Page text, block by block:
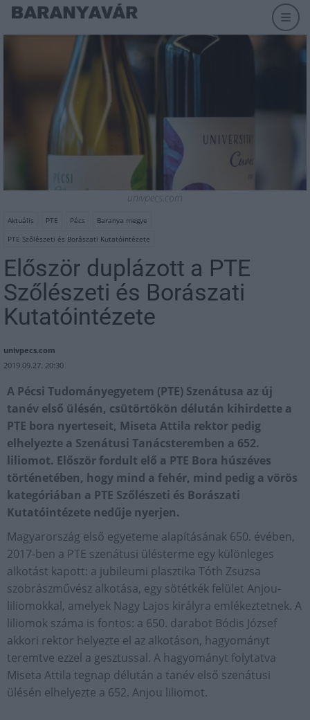
univpecs.com
Aktuális PTE Pécs
Baranya megye
PTE Szőlészeti és Borászati Kutatóintézete
Először duplázott a PTE
Szőlészeti és Borászati
Kutatóintézete
univpecs.com
2019.09.27. 20:30
A Pécsi Tudományegyetem (PTE) Szenátusa az új
tanév első ülésén, csütörtökön délután kihirdette a
PTE bora nyerteseit, Miseta Attila rektor pedig
elhelyezte a Szenátusi Tanácsteremben a 652.
liliomot. Először fordult elő a PTE Bora húszéves
történetében, hogy mind a fehér, mind pedig a vörös
kategóriában a PTE Szőlészeti és Borászati
Kutatóintézete nedűje nyerjen.
Magyarország első egyeteme alapításának 650. évében,
2017-ben a PTE szenátusi ülésterme egy különleges
alkotást kapott: a jubileumi plasztika Tóth Zsuzsa
szobrászművész alkotása, egy sötétkék felület Anjou-
liliomokkal, amelyek Nagy Lajos királyra emlékeztetnek. A
liliomok száma is fontos: a 650. darabot Bódis József
akkori rektor helyezte el az alkotáson, hagyományt
teremtve ezzel a gesztussal. A hagyományt folytatva
Miseta Attila tegnap délután a tanév első szenátusi
ülésén elhelyezte a 652. Anjou liliomot.